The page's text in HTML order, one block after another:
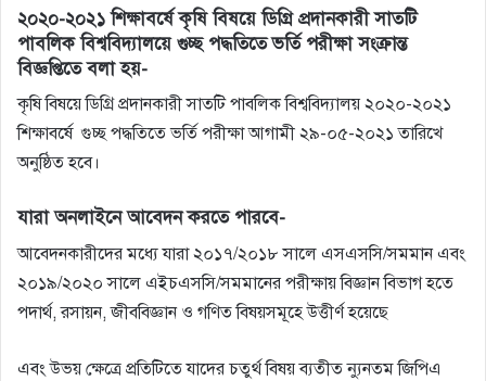
২০২০-২০২১ শিক্ষাবর্ষে কৃষি বিষয়ে ডিগ্রি প্রদানকারী সাতটি
পাবলিক বিশ্ববিদ্যালয়ে গুচ্ছ পদ্ধতিতে ভর্তি পরীক্ষা সংক্রান্ত
বিজ্ঞপ্তিতে বলা হয়-
কৃষি বিষয়ে ডিগ্রি প্রদানকারী সাতটি পাবলিক বিশ্ববিদ্যালয় ২০২০-২০২১
শিক্ষাবর্ষে গুচ্ছ পদ্ধতিতে ভর্তি পরীক্ষা আগামী ২৯-০৫-২০২১ তারিখে
অনুষ্ঠিত হবে।
যারা অনলাইনে আবেদন করতে পারবে-
আবেদনকারীদের মধ্যে যারা ২০১৭/২০১৮ সালে এসএসসি/সমমান এবং
২০১৯/২০২০ সালে এইচএসসি/সমমানের পরীক্ষায় বিজ্ঞান বিভাগ হতে
পদার্থ, রসায়ন, জীববিজ্ঞান ও গণিত বিষয়সমূহে উত্তীর্ণ হয়েছে
এবং উভয় ক্ষেত্রে প্রতিটিতে যাদের চতুর্থ বিষয় ব্যতীত ন্যুনতম জিপিএ